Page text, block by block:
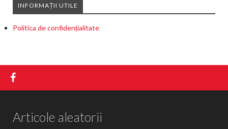
INFORMAȚII UTILE
Politica de confidențialitate
Articole aleatorii